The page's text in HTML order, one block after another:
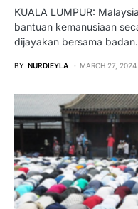
KUALA LUMPUR:
bantuan kemanusiaan
dijayakan bersama
BY NURDIEYLA MARCH 27, 2024